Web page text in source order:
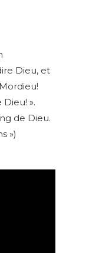
Dieu, et
».
de Dieu.
»)